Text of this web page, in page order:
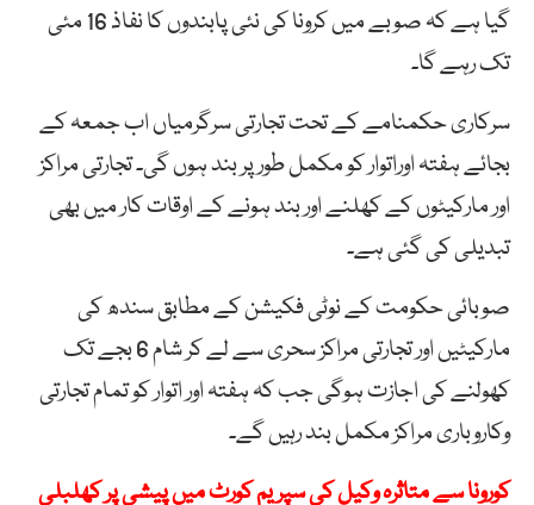
گیا ہے کہ صوبے میں کرونا کی نئی پابندوں کا نفاذ 16 مئی
تک رہے گا۔
سرکاری حکمنامے کے تحت تجارتی سرگرمیاں اب جمعہ کے
بجائے ہفتہ اوراتوار کو مکمل طور پر بند ہوں گی۔ تجارتی مراکز
اور مارکیٹوں کے کھلنے اور بند ہونے کے اوقات کار میں بھی
تبدیلی کی گئی ہے۔
صوبائی حکومت کے نوٹی فکیشن کے مطابق سندھ کی
مارکیٹیں اور تجارتی مراکز سحری سے لے کر شام 6 بجے تک
کھولنے کی اجازت ہوگی جب کہ ہفتہ اور اتوار کو تمام تجارتی
وکاروباری مراکز مکمل بند رہیں گے۔
کورونا سے متاثرہ وکیل کی سپریم کورٹ میں پیشی پر کھلبلی